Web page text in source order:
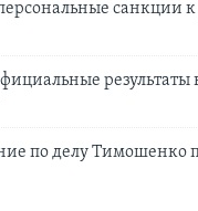
санкции
результаты
по делу Тимошенко